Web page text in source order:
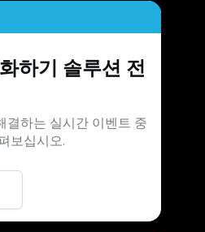
하기 솔루션 전
결하는 실시간 이벤트 중
보십시오.